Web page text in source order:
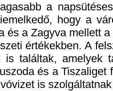
a
hogy a
és a Zagyva mellett
értékekben. A
is találtak, amelyek
és a Tiszaliget
is